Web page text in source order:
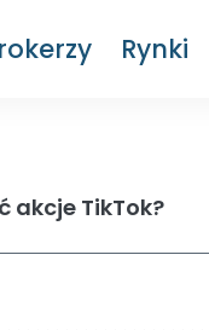
Rynki
akcje TikTok?